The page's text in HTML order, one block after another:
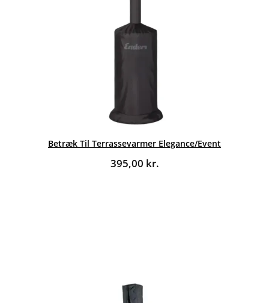
Betræk Til Terrassevarmer Elegance/Event
395,00 kr.